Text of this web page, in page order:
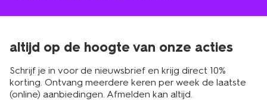
altijd op de hoogte van onze acties
Schrijf je in voor de nieuwsbrief en krijg direct 10%
korting. Ontvang meerdere keren per week de laatste
(online) aanbiedingen. Afmelden kan altijd.